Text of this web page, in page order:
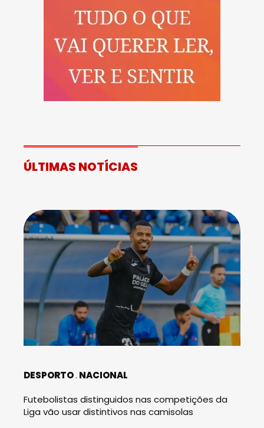
ÚLTIMAS NOTÍCIAS
DESPORTO NACIONAL
Futebolistas distinguidos nas competições da
Liga vão usar distintivos nas camisolas